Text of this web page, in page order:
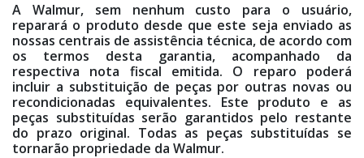
A Walmur, sem nenhum custo para o usuário,
reparará o produto desde que este seja enviado as
nossas centrais de assistência técnica, de acordo com
os termos desta garantia, acompanhado da
respectiva nota fiscal emitida. O reparo poderá
incluir a substituição de peças por outras novas ou
recondicionadas equivalentes. Este produto e as
peças substituídas serão garantidos pelo restante
do prazo original. Todas as peças substituídas se
tornarão propriedade da Walmur.